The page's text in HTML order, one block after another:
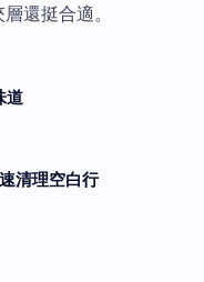
還挺合適。
道
清理空白行